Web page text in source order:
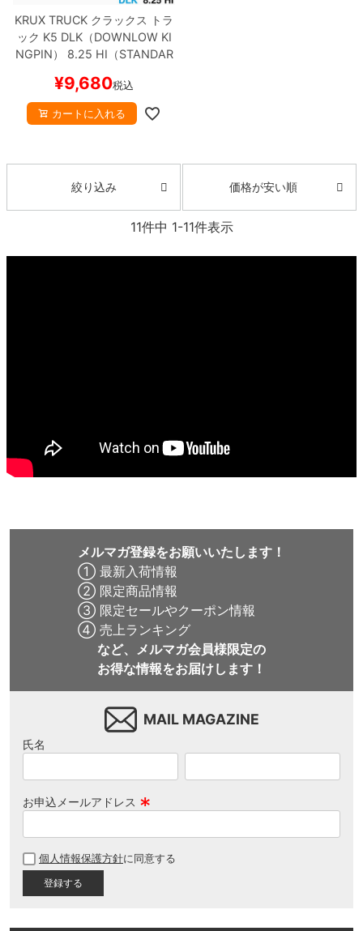
KRUX TRUCK クラックス
トラ
ック K5 DLK（DOWNLOW KI
NGPIN）
8.25 HI（STANDAR
スケボー
¥9,680税込
カートに入れる
絞り込み 価格が安い順
11件中 1-11件表示
メルマガ登録をお願いいたします！
① 最新入荷情報
② 限定商品情報
③ 限定セールやクーポン情報
④ 売上ランキング
など、メルマガ会員様限定の
お得な情報をお届けします！
MAIL MAGAZINE
氏名
お申込メールアドレス
須
個人情報保護方針に同意する